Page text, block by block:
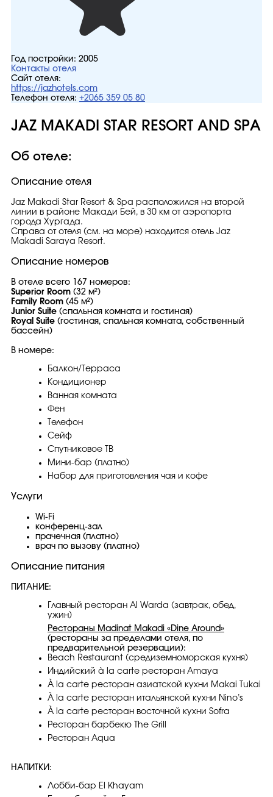
Год постройки: 2005
Контакты отеля
Сайт отеля:
https://jazhotels.com
Телефон отеля: +2065 359 05 80
JAZ MAKADI STAR RESORT AND SPA
Об отеле:
Описание отеля
Jaz Makadi Star Resort & Spa расположился на второй
линии в районе Макади Бей, в 30 км от аэропорта
города Хургада.
Справа от отеля (см. на море) находится отель Jaz
Makadi Saraya Resort.
Описание номеров
В отеле всего 167 номеров:
Superior Room (32 м²)
Family Room (45 м²)
Junior Suite (спальная комната и гостиная)
Royal Suite (гостиная, спальная комната, собственный
бассейн)
В номере:
Балкон/Терраса
Кондиционер
Ванная комната
Фен
Телефон
Сейф
Спутниковое ТВ
Мини-бар (платно)
Набор для приготовления чая и кофе
Услуги
Wi-Fi
конференц-зал
прачечная (платно)
врач по вызову (платно)
Описание питания
ПИТАНИЕ:
Главный ресторан Al Warda (завтрак, обед,
ужин)
Рестораны Madinat Makadi «Dine Around»
(рестораны за пределами отеля, по
предварительной резервации):
Beach Restaurant (средиземноморская кухня)
Индийский à la carte ресторан Amaya
À la carte ресторан азиатской кухни Makai Tukai
À la carte ресторан итальянской кухни Nino’s
À la carte ресторан восточной кухни Sofra
Ресторан барбекю The Grill
Ресторан Aqua
НАПИТКИ:
Лобби-бар El Khayam